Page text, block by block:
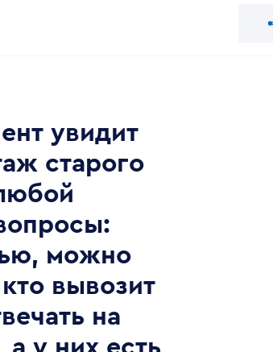
увидит
старого
можно
вывозит
на